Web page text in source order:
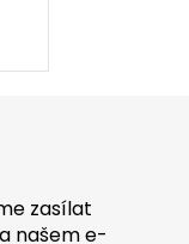
zasílat
našem e-